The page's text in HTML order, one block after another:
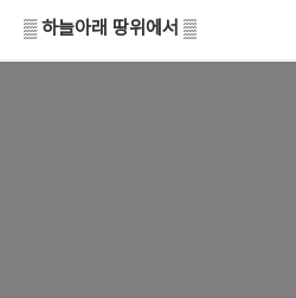
▒ 하늘아래 땅위에서 ▒